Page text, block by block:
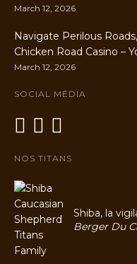
March 12, 2026
Navigate Perilous
Chicken Road Casino –
March 12, 2026
SOCIAL MÉDIA
NOS TITANS
Shiba, la
Berger Du